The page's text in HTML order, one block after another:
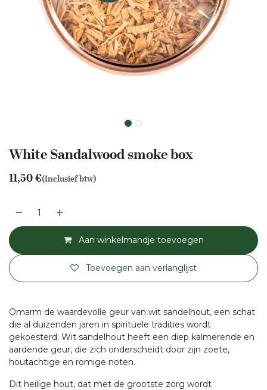
White Sandalwood smoke box
11,50€(Inclusief btw)
Aan winkelmandje toevoegen
Toevoegen aan verlanglijst
Omarm de waardevolle geur van wit sandelhout, een schat
die al duizenden jaren in spirituele tradities wordt
gekoesterd. Wit sandelhout heeft een diep kalmerende en
aardende geur, die zich onderscheidt door zijn zoete,
houtachtige en romige noten.
Dit heilige hout, dat met de grootste zorg wordt